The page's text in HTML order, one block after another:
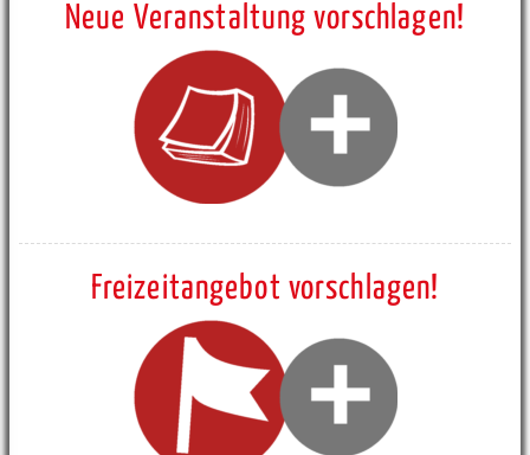
Neue Veranstaltung vorschlagen!
Freizeitangebot vorschlagen!